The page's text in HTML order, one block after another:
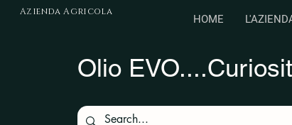
Azienda Agricola
HOME
Olio